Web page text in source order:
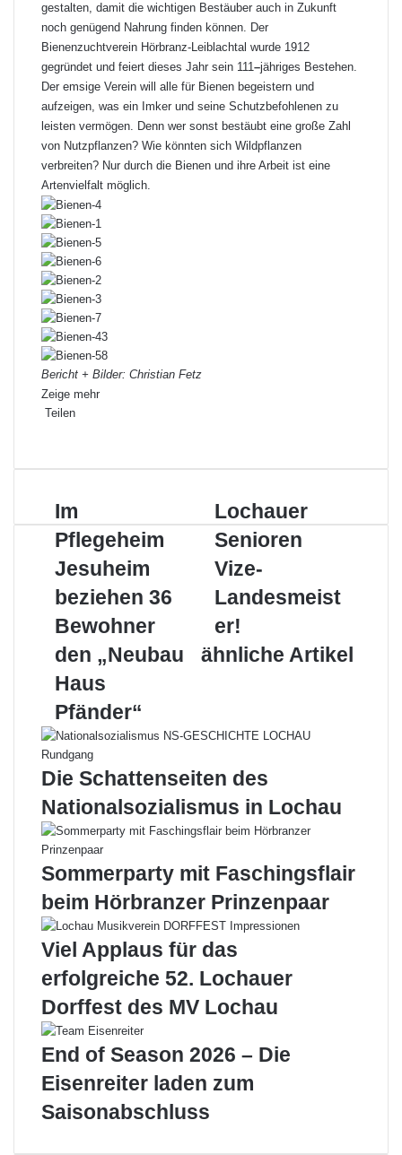
gestalten, damit die wichtigen Bestäuber auch in Zukunft
noch genügend Nahrung finden können. Der
Bienenzuchtverein Hörbranz-Leiblachtal wurde 1912
gegründet und feiert dieses Jahr sein 111–jähriges Bestehen.
Der emsige Verein will alle für Bienen begeistern und
aufzeigen, was ein Imker und seine Schutzbefohlenen zu
leisten vermögen. Denn wer sonst bestäubt eine große Zahl
von Nutzpflanzen? Wie könnten sich Wildpflanzen
verbreiten? Nur durch die Bienen und ihre Arbeit ist eine
Artenvielfalt möglich.
Bericht + Bilder: Christian Fetz
Zeige mehr
Teilen
E-
Im
Pflegeheim
Jesuheim
beziehen
Bewohner
den
„Neubau
Haus
Pfänder“
Im
Pflegeheim
Jesuheim
beziehen 36
Bewohner
den „Neubau
Haus
Pfänder“
Lochauer
Senioren
Vize-
Landesmeister!
Lochauer
Senioren
Vize-
Landesmeist
er!
ähnliche Artikel
Die Schattenseiten des
Nationalsozialismus in Lochau
Sommerparty mit Faschingsflair
beim Hörbranzer Prinzenpaar
Viel Applaus für das
erfolgreiche 52. Lochauer
Dorffest des MV Lochau
End of Season 2026 – Die
Eisenreiter laden zum
Saisonabschluss